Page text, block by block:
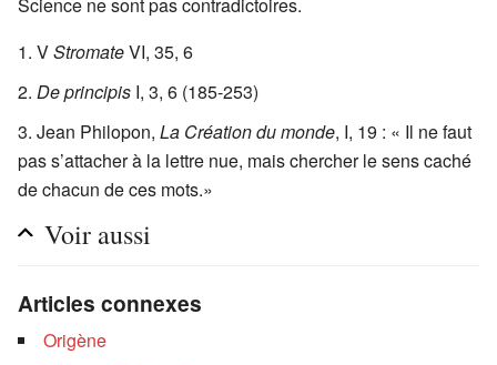
VStromateVI, 35, 6
De principis I, 3, 6 (185-253)
Jean Philopon, La Création du monde, I, 19 : « Il ne faut
pas s’attacher à la lettre nue, mais chercher le sens caché
de chacun de ces mots.»
Voir aussi
Articles connexes
Origène